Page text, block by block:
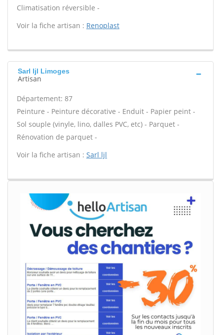
Climatisation réversible -
Voir la fiche artisan : Renoplast
Sarl ljl Limoges
Artisan
Département: 87
Peinture - Peinture décorative - Enduit - Papier peint -
Sol souple (vinyle, lino, dalles PVC, etc) - Parquet -
Rénovation de parquet -
Voir la fiche artisan : Sarl ljl